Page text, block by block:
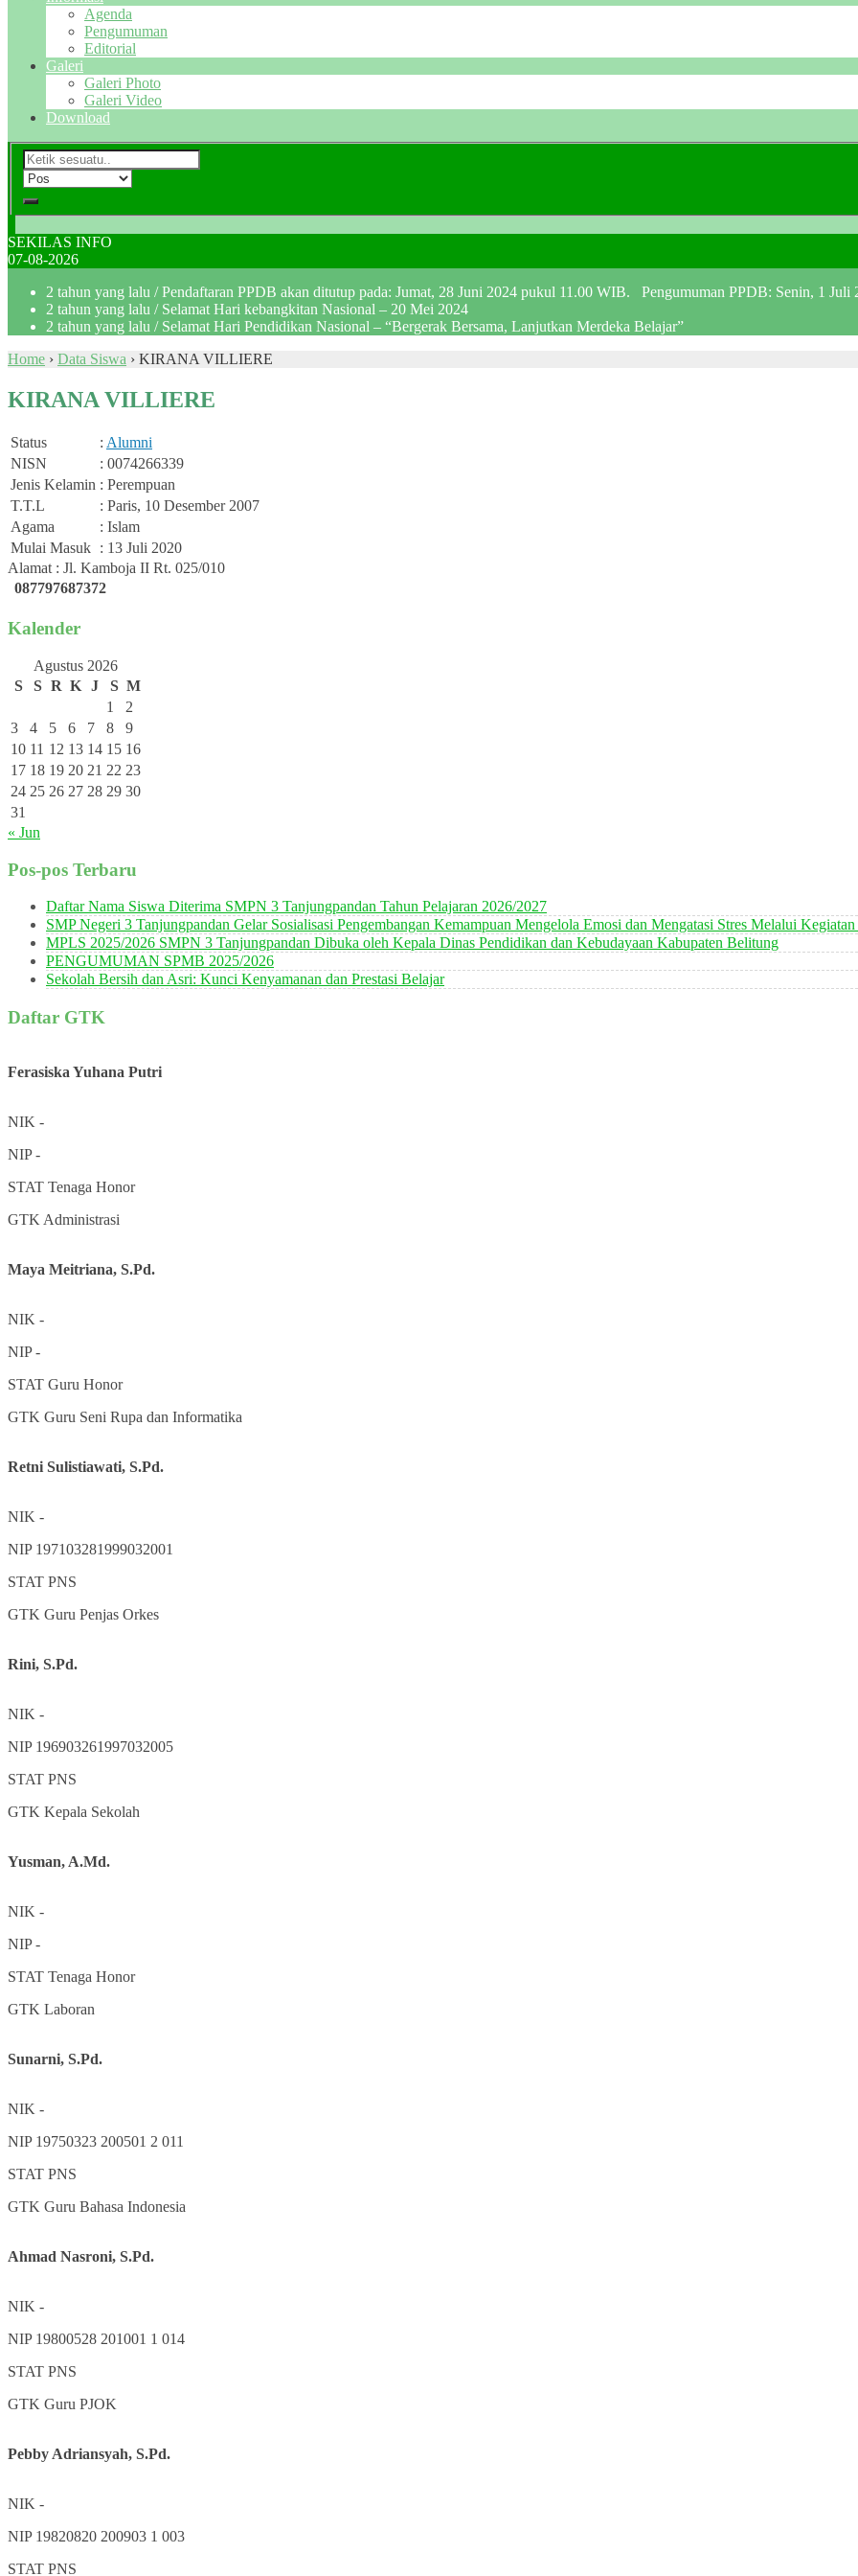
Agenda
Pengumuman
Editorial
Galeri
Galeri Photo
Galeri Video
Download
SEKILAS INFO
07-08-2026
2 tahun yang lalu / Pendaftaran PPDB akan ditutup pada: Jumat, 28 Juni 2024 pukul 11.00 WIB. Pengumuman PPDB: Senin, 1 Juli
2 tahun yang lalu / Selamat Hari kebangkitan Nasional – 20 Mei 2024
2 tahun yang lalu / Selamat Hari Pendidikan Nasional – “Bergerak Bersama, Lanjutkan Merdeka Belajar”
Home › Data Siswa › KIRANA VILLIERE
KIRANA VILLIERE
Status : Alumni
NISN
: 0074266339
Jenis Kelamin : Perempuan
T.T.L
: Paris, 10 Desember 2007
Agama
: Islam
Mulai Masuk : 13 Juli 2020
Alamat : Jl. Kamboja II Rt. 025/010
087797687372
Kalender
Agustus 2026
S
S R K J S M
1
2
3
4 5 6 7 8
9
10 11 12 13 14 15 16
17 18 19 20 21 22 23
24 25 26 27 28 29 30
31
« Jun
Pos-pos Terbaru
Daftar Nama Siswa Diterima SMPN 3 Tanjungpandan Tahun Pelajaran 2026/2027
SMP Negeri 3 Tanjungpandan Gelar Sosialisasi Pengembangan Kemampuan Mengelola Emosi dan Mengatasi Stres Melalui
MPLS 2025/2026 SMPN 3 Tanjungpandan Dibuka oleh Kepala Dinas Pendidikan dan Kebudayaan Kabupaten Belitung
PENGUMUMAN SPMB 2025/2026
Sekolah Bersih dan Asri: Kunci Kenyamanan dan Prestasi Belajar
Daftar GTK
Ferasiska Yuhana Putri
NIK -
NIP-
STAT Tenaga Honor
GTK Administrasi
Maya Meitriana, S.Pd.
NIK -
NIP-
STAT Guru Honor
GTK Guru Seni Rupa dan Informatika
Retni Sulistiawati, S.Pd.
NIK -
NIP 197103281999032001
STAT PNS
GTK Guru Penjas Orkes
Rini, S.Pd.
NIK -
NIP 196903261997032005
STAT PNS
GTK Kepala Sekolah
Yusman, A.Md.
NIK -
NIP-
STAT Tenaga Honor
GTK Laboran
Sunarni, S.Pd.
NIK -
NIP 19750323 200501 2 011
STAT PNS
GTK Guru Bahasa Indonesia
Ahmad Nasroni, S.Pd.
NIK -
NIP 19800528 201001 1 014
STAT PNS
GTK Guru PJOK
Pebby Adriansyah, S.Pd.
NIK -
NIP 19820820 200903 1 003
STAT PNS